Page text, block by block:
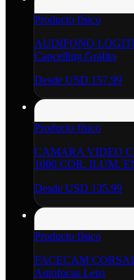
Producto físico
AUDIFONO
Cancelling Grafito
Desde USD 157.99
Producto físico
CAMARA VIDEO
1080 COR. ILUM.
Desde USD 135.99
Producto físico
FACECAM
Autofocus Lens